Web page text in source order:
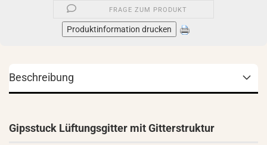
FRAGE ZUM PRODUKT
Produktinformation drucken
Beschreibung
Gipsstuck Lüftungsgitter mit Gitterstruktur